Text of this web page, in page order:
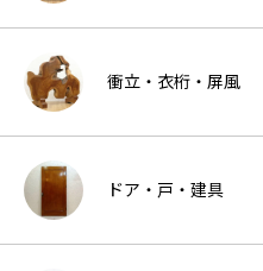
衝立・衣桁・屏風
ドア・戸・建具